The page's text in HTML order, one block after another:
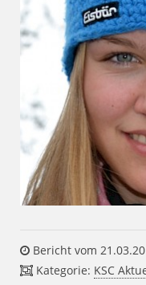
Bericht vom
Kategorie: KSC